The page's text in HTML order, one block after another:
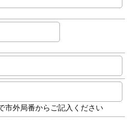
市外局番からご記入ください